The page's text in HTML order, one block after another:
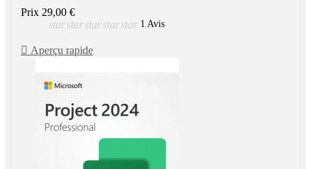
Prix 29,00 €
star star star star star 1 Avis
 Aperçu rapide